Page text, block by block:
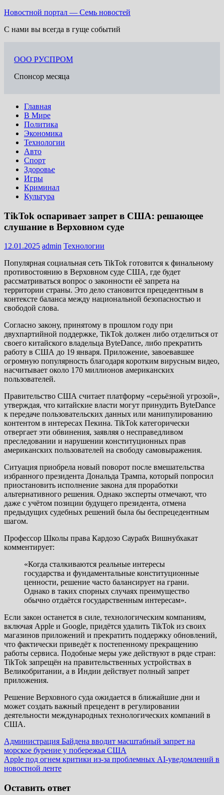
Перейти
содержимому
Новостной портал — Семь новостей
С нами вы всегда в гуще событий
ООО РУСПРОМ
Спонсор месяца
Главная
В Мире
Политика
Экономика
Технологии
Авто
Спорт
Здоровье
Игры
Криминал
Культура
TikTok оспаривает запрет в США: решающее
слушание в Верховном суде
12.01.2025 admin Технологии
Популярная социальная сеть TikTok готовится к финальному
противостоянию в Верховном суде США, где будет
рассматриваться вопрос о законности её запрета на
территории страны. Это дело становится прецедентным в
контексте баланса между национальной безопасностью и
свободой слова.
Согласно закону, принятому в прошлом году при
двухпартийной поддержке, TikTok должен либо отделиться от
своего китайского владельца ByteDance, либо прекратить
работу в США до 19 января. Приложение, завоевавшее
огромную популярность благодаря коротким вирусным видео,
насчитывает около 170 миллионов американских
пользователей.
Правительство США считает платформу «серьёзной угрозой»,
утверждая, что китайские власти могут принудить ByteDance
к передаче пользовательских данных или манипулированию
контентом в интересах Пекина. TikTok категорически
отвергает эти обвинения, заявляя о несправедливом
преследовании и нарушении конституционных прав
американских пользователей на свободу самовыражения.
Ситуация приобрела новый поворот после вмешательства
избранного президента Дональда Трампа, который попросил
приостановить исполнение закона для проработки
альтернативного решения. Однако эксперты отмечают, что
даже с учётом позиции будущего президента, отмена
предыдущих судебных решений была бы беспрецедентным
шагом.
Профессор Школы права Кардозо Саурабх Вишнубхакат
комментирует:
«Когда сталкиваются реальные интересы
государства и фундаментальные конституционные
ценности, решение часто балансирует на грани.
Однако в таких спорных случаях преимущество
обычно отдаётся государственным интересам».
Если закон останется в силе, технологическим компаниям,
включая Apple и Google, придётся удалить TikTok из своих
магазинов приложений и прекратить поддержку обновлений,
что фактически приведёт к постепенному прекращению
работы сервиса. Подобные меры уже действуют в ряде стран:
TikTok запрещён на правительственных устройствах в
Великобритании, а в Индии действует полный запрет
приложения.
Решение Верховного суда ожидается в ближайшие дни и
может создать важный прецедент в регулировании
деятельности международных технологических компаний в
США.
Навигация
по
записям
Предыдущая
запись:
Администрация Байдена вводит масштабный запрет на
морское бурение у побережья США
Следующая
запись:
Apple под огнем критики из-за проблемных AI-уведомлений в
новостной ленте
Оставить ответ